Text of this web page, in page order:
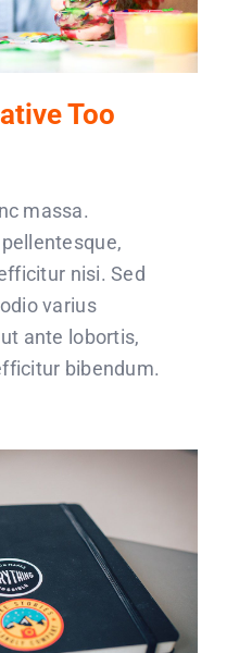
Too
massa.
nisi. Sed
varius
ante lobortis,
bibendum.